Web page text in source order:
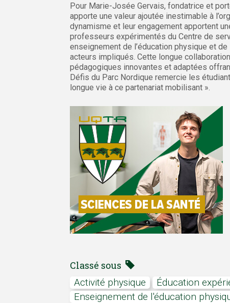
Pour Marie-Josée Gervais, fondatrice et
apporte une valeur ajoutée inestimable à
dynamisme et leur engagement apportent
professeurs expérimentés du Centre de
enseignement de l’éducation physique et
acteurs impliqués. Cette longue
pédagogiques innovantes et adaptées
Défis du Parc Nordique remercie les
longue vie à ce partenariat mobilisant ».
Classé sous
Activité physique
Éducation
enseignement de l'éducation